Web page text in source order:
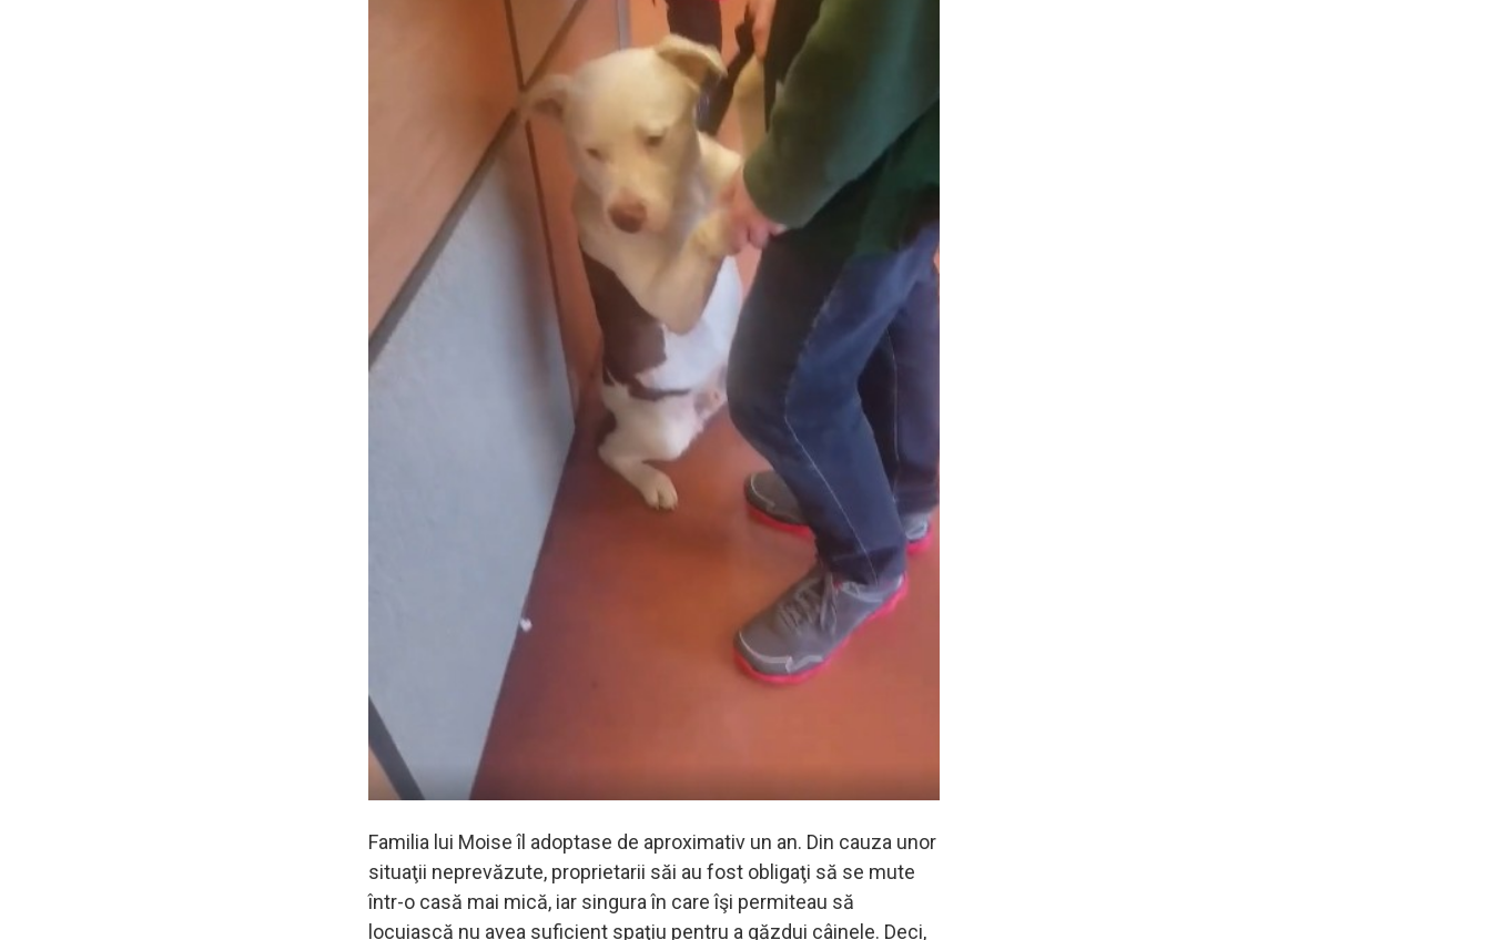
Familia lui Moise îl adoptase de aproximativ un an. Din cauza unor
situaţii neprevăzute, proprietarii săi au fost obligaţi să se mute
într-o casă mai mică, iar singura în care îşi permiteau să
locuiască nu avea suficient spaţiu pentru a găzdui câinele. Deci,